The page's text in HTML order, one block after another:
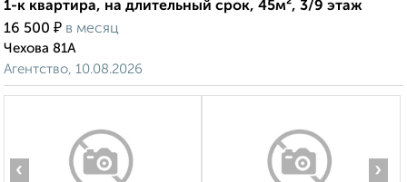
1-к квартира, на длительный срок, 45м², 3/9 этаж
16 500 ₽ в месяц
Чехова 81А
Агентство, 10.08.2026
‹ ›